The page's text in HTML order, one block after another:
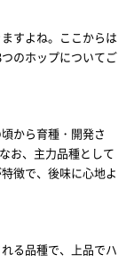
すよね。ここからは
のホップについてご
から育種・開発さ
お、主力品種として
徴で、後味に心地よ
る品種で、上品でハ